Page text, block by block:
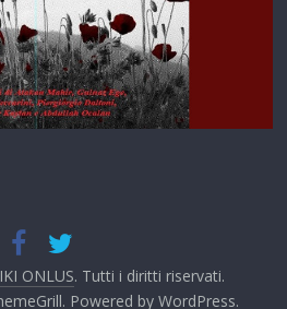
ONLUS. Tutti i diritti riservati.
Powered by WordPress.